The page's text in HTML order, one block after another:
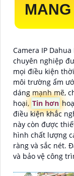
Camera IP Dahua
chuyên nghiệp
mọi điều kiện
môi trường ẩm
dáng mạnh mẽ,
hoại, Tin hơn
điều kiện khắc
này còn được
hình chất lượng
ràng và sắc nét.
và bảo vệ công